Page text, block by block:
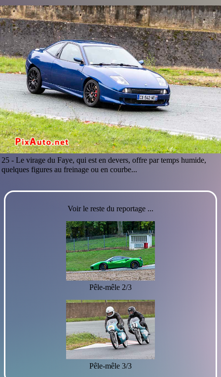
25 -Le virage du Faye, qui est en devers, offre par temps humide,
quelques figures au freinage ou en courbe...
Voir le reste du reportage ...
Pêle-mêle 2/3
Pêle-mêle 3/3